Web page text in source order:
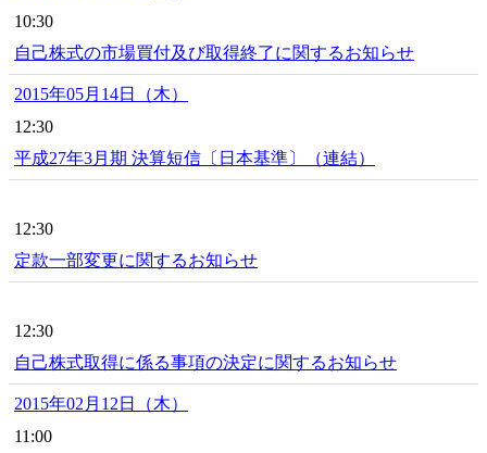
10:30
自己株式の市場買付及び取得終了に関するお知らせ
2015年05月14日（木）
12:30
平成27年3月期 決算短信〔日本基準〕（連結）
12:30
定款一部変更に関するお知らせ
12:30
自己株式取得に係る事項の決定に関するお知らせ
2015年02月12日（木）
11:00